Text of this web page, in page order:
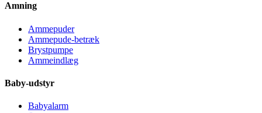
Amning
Ammepuder
Ammepude-betræk
Brystpumpe
Ammeindlæg
Baby-udstyr
Babyalarm